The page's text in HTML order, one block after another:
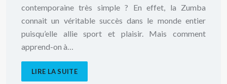
contemporaine très simple ? En effet, la Zumba
connait un véritable succès dans le monde entier
puisqu’elle allie sport et plaisir. Mais comment
apprend-on à…
LIRE LA SUITE